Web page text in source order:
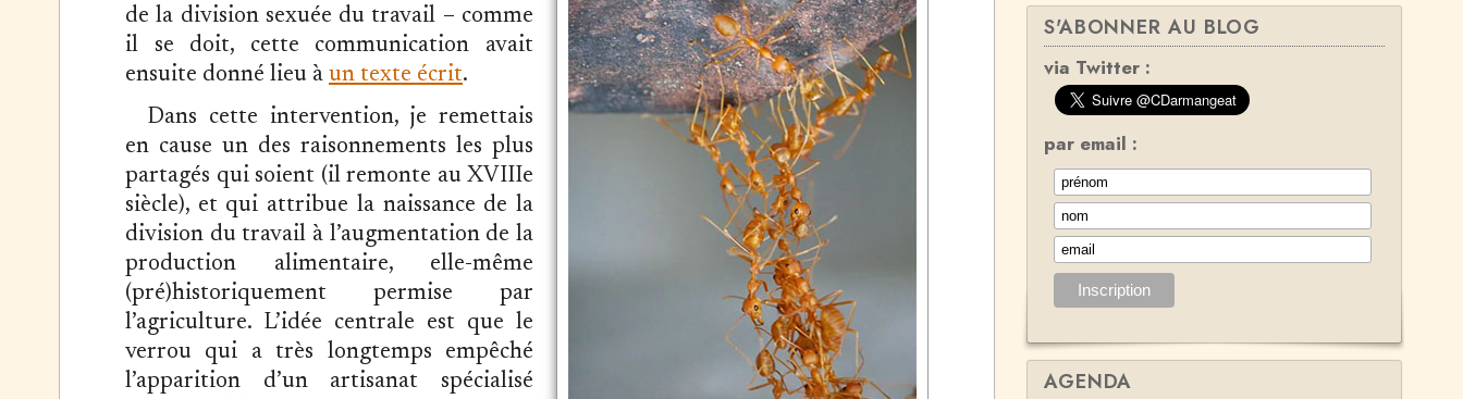
de la division sexuée du travail – comme
il se doit, cette communication avait
ensuite donné lieu à un texte écrit.
Dans cette intervention, je remettais
en cause un des raisonnements les plus
partagés qui soient (il remonte au XVIIIe
siècle), et qui attribue la naissance de la
division du travail à l’augmentation de la
production alimentaire, elle-même
(pré)historiquement permise par
l’agriculture. L’idée centrale est que le
verrou qui a très longtemps empêché
l’apparition d’un artisanat spécialisé
S'ABONNER AU BLOG
via Twitter :
par email :
AGENDA